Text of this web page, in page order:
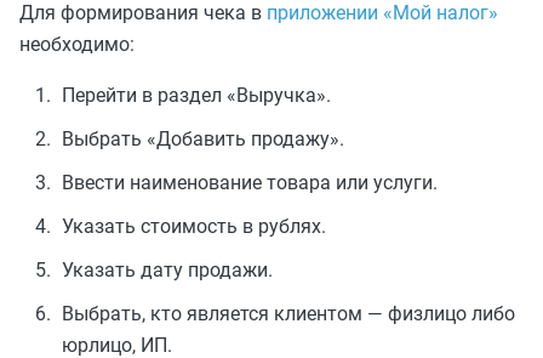
Для формирования чека в приложении «Мой налог»
необходимо:
Перейти в раздел «Выручка».
Выбрать «Добавить продажу».
Ввести наименование товара или услуги.
Указать стоимость в рублях.
Указать дату продажи.
Выбрать, кто является клиентом — физлицо либо
юрлицо, ИП.